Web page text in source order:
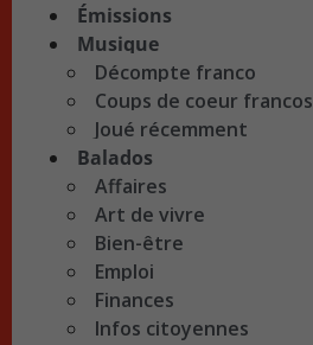
Émissions
Musique
Décompte franco
Coups de coeur francos
Joué récemment
Balados
Affaires
Art de vivre
Bien-être
Emploi
Finances
Infos citoyennes